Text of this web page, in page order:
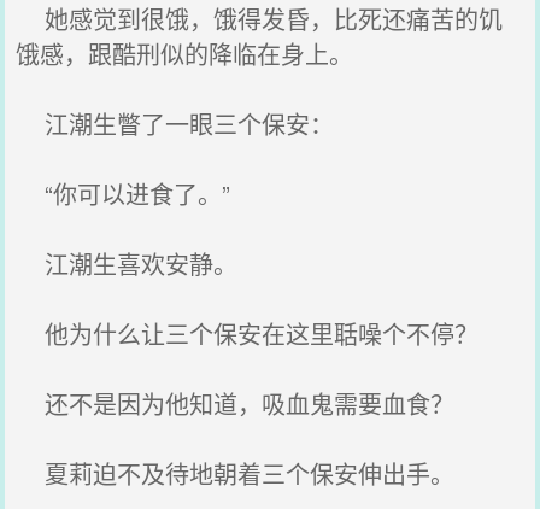
她感觉到很饿，饿得发昏，比死还痛苦的饥
饿感，跟酷刑似的降临在身上。
江潮生瞥了一眼三个保安：
“你可以进食了。”
江潮生喜欢安静。
他为什么让三个保安在这里聒噪个不停？
还不是因为他知道，吸血鬼需要血食？
夏莉迫不及待地朝着三个保安伸出手。